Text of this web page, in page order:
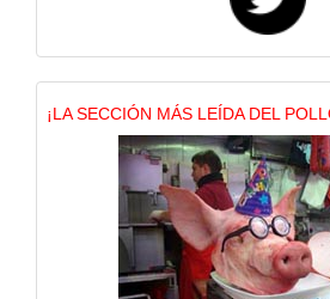
¡LA SECCIÓN MÁS LEÍDA DEL